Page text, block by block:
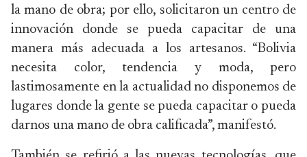
la mano de obra; por ello, solicitaron un centro de
innovación donde se pueda capacitar de una
manera más adecuada a los artesanos. “Bolivia
necesita color, tendencia y moda, pero
lastimosamente en la actualidad no disponemos de
lugares donde la gente se pueda capacitar o pueda
darnos una mano de obra calificada”, manifestó.